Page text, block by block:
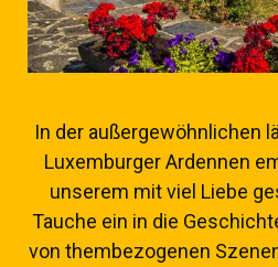
In der außergewöhnlichen
Luxemburger Ardennen
unserem mit viel Liebe
Tauche ein in die
von thembezogenen